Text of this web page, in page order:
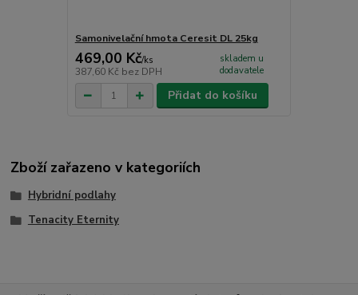
Samonivelační hmota Ceresit DL 25kg
469,00 Kč/ks
387,60 Kč bez DPH
skladem u
dodavatele
Přidat do košíku
Zboží zařazeno v kategoriích
Hybridní podlahy
Tenacity Eternity